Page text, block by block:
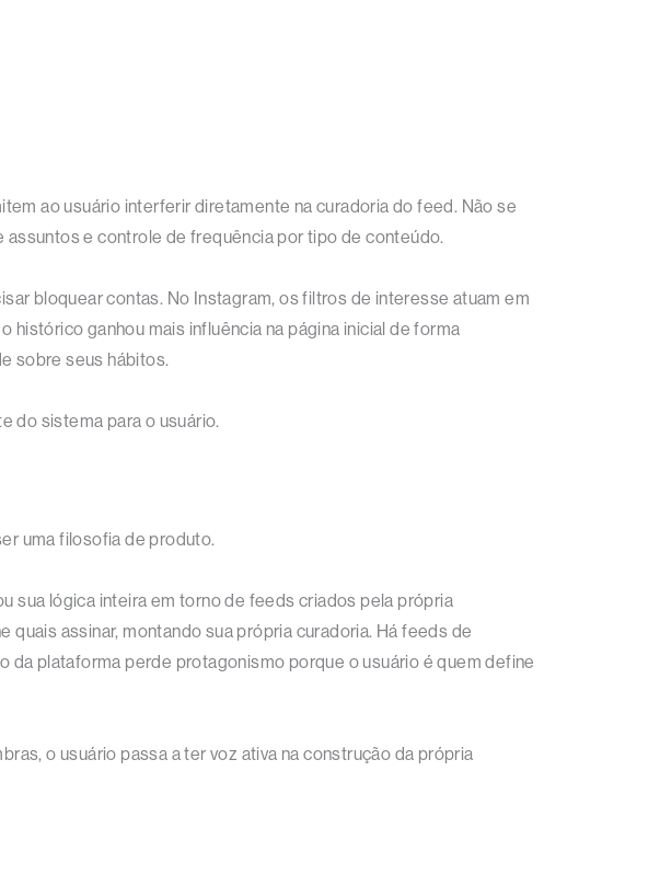
ao usuário interferir diretamente na curadoria do feed. Não se
assuntos e controle de frequência por tipo de conteúdo.
bloquear contas. No Instagram, os filtros de interesse atuam em
histórico ganhou mais influência na página inicial de forma
sobre seus hábitos.
do sistema para o usuário.
uma filosofia de produto.
lógica inteira em torno de feeds criados pela própria
assinar, montando sua própria curadoria. Há feeds de
plataforma perde protagonismo porque o usuário é quem define
o usuário passa a ter voz ativa na construção da própria